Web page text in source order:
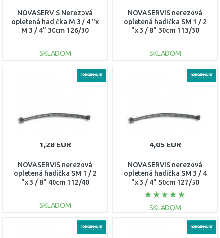
NOVASERVIS Nerezová
opletená hadička M 3 / 4 "x
M 3 / 4" 30cm 126/30
SKLADOM
NOVASERVIS nerezová
opletená hadička SM 1 / 2
"x 3 / 8" 30cm 113/30
SKLADOM
1,28 EUR
NOVASERVIS nerezová
opletená hadička SM 1 / 2
"x 3 / 8" 40cm 112/40
SKLADOM
4,05 EUR
NOVASERVIS nerezová
opletená hadička SM 3 / 4
"x 3 / 4" 50cm 127/50
SKLADOM